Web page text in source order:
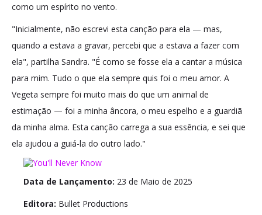
como um espírito no vento.
"Inicialmente, não escrevi esta canção para ela — mas,
quando a estava a gravar, percebi que a estava a fazer com
ela", partilha Sandra. "É como se fosse ela a cantar a música
para mim. Tudo o que ela sempre quis foi o meu amor. A
Vegeta sempre foi muito mais do que um animal de
estimação — foi a minha âncora, o meu espelho e a guardiã
da minha alma. Esta canção carrega a sua essência, e sei que
ela ajudou a guiá-la do outro lado."
Data de Lançamento: 23 de Maio de 2025
Editora: Bullet Productions